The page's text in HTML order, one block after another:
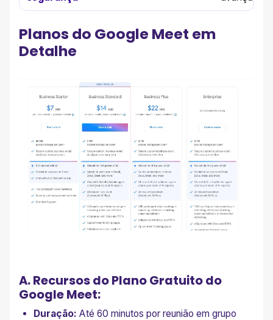
Planos do Google Meet em
Detalhe
A. Recursos do Plano Gratuito do
Google Meet:
Duração: Até 60 minutos por reunião em grupo